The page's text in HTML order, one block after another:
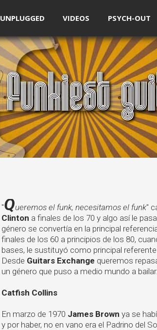
UNPLUGGED VIDEOS PSYCH-OUT
"Queremos el funk, necesitamos el funk"
Clinton a finales de los 70 y algo así le
género se convertía en la principal
finales de los 60 a principios de los 80,
bases, le sustituyó como principal
Desde Guitars Exchange queremos
un género que puso a medio mundo a bailar.
Catfish Collins
En marzo de 1970 James Brown ya se
y por haber, no en vano era el Padrino del